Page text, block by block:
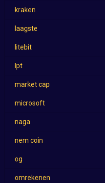
kraken
laagste
litebit
lpt
market cap
microsoft
naga
nem coin
og
omrekenen